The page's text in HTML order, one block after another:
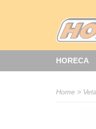
HORECA
Home >